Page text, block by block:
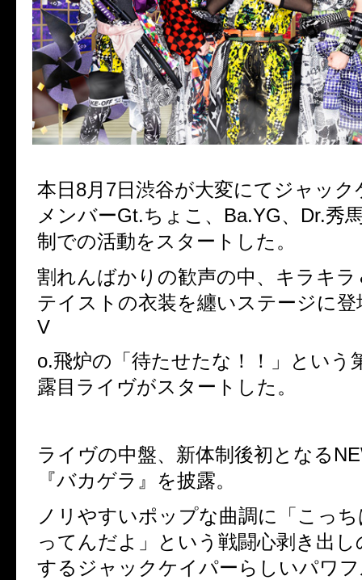
本日 8月 7日渋谷が大変にてジャッ
メンバーGt.ちょこ、 Ba.YG、 Dr.秀
制での活動をスタートした。
割れんばかりの歓声の中、キラキラ
テイストの衣装を纏いステージに
V
o.飛炉の「待たせたな！！」という
露目ライヴがスタートした。
ライヴの中盤、新体制後初となる
『バカゲラ』を披露。
ノリやすいポップな曲調に「こっ
ってんだよ」という戦闘心剥き出し
するジャックケイパーらしいパワ